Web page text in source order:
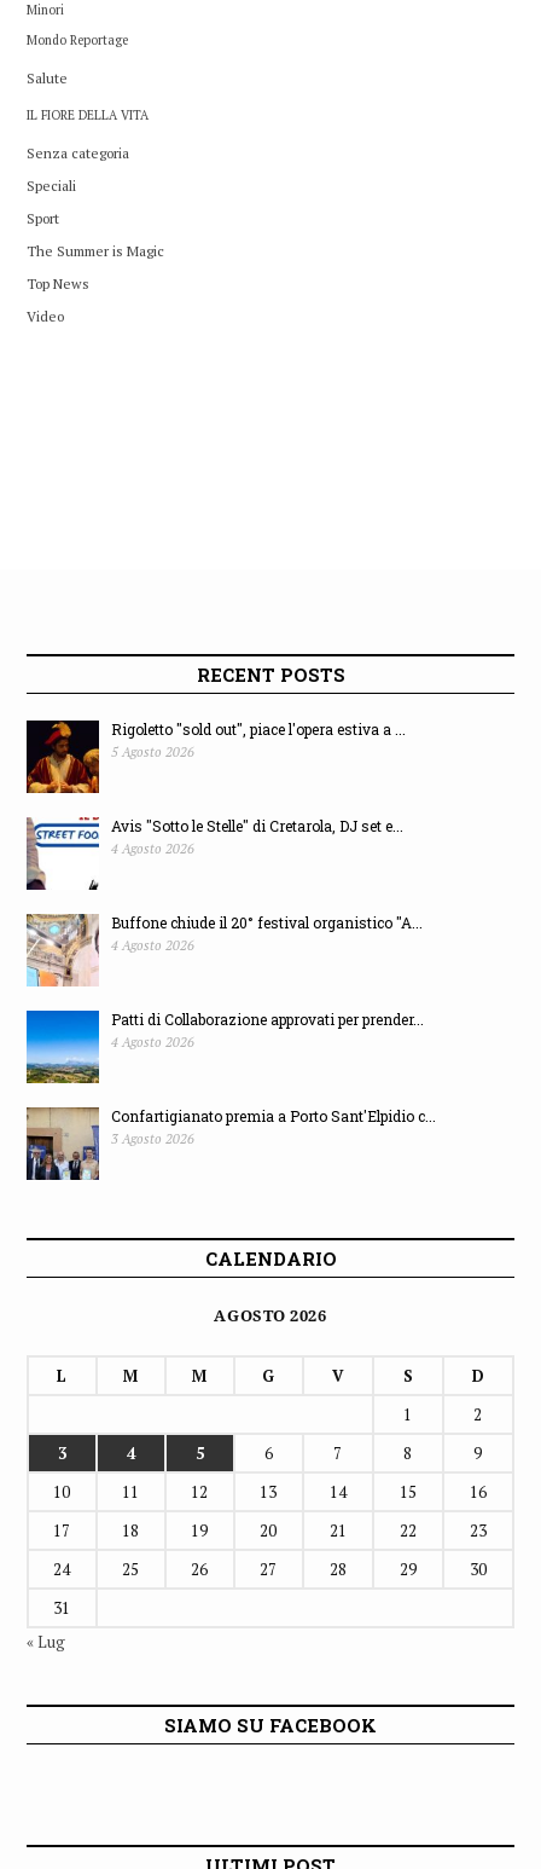
Minori
Mondo Reportage
Salute
IL FIORE DELLA VITA
Senza categoria
Speciali
Sport
The Summer is Magic
Top News
Video
RECENT POSTS
Rigoletto "sold out", piace l'opera estiva a ...
5 Agosto 2026
Avis "Sotto le Stelle" di Cretarola, DJ set e...
4 Agosto 2026
Buffone chiude il 20° festival organistico "A...
4 Agosto 2026
Patti di Collaborazione approvati per prender...
4 Agosto 2026
Confartigianato premia a Porto Sant'Elpidio c...
3 Agosto 2026
CALENDARIO
AGOSTO 2026
L M M G V S
D
1
2
3
4 5 6 7 8
9
10
11 12 13 14 15
16
17
18 19 20 21 22
23
24
25 26 27 28 29
30
31
« Lug
SIAMO SU FACEBOOK